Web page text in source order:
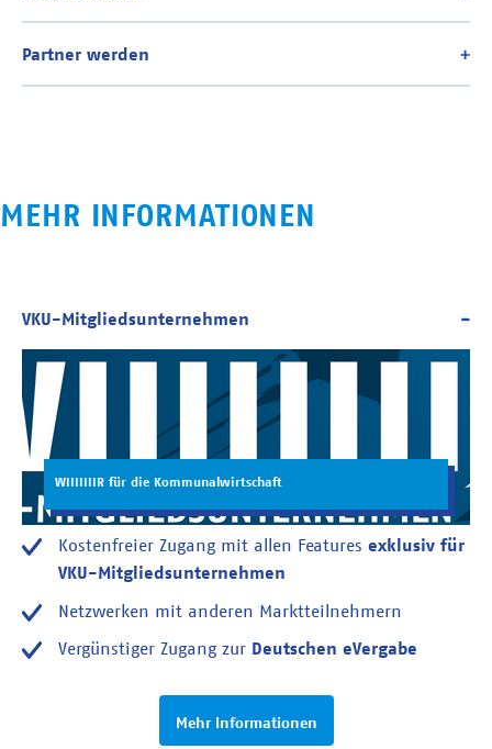
MEHR INFORMATIONEN
WIIIIIIIR für die Kommunalwirtschaft
Kostenfreier Zugang mit allen Features exklusiv für
VKU-Mitgliedsunternehmen
Netzwerken mit anderen Marktteilnehmern
Vergünstiger Zugang zur Deutschen eVergabe
Mehr Informationen